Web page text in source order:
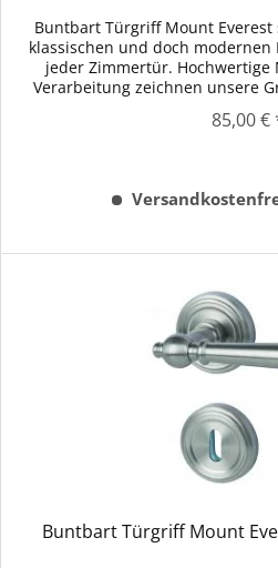
Buntbart Türgriff Mount
klassischen und doch
jeder Zimmertür. Hochwertige
Verarbeitung zeichnen unsere
85,00 €
Buntbart Türgriff Mount